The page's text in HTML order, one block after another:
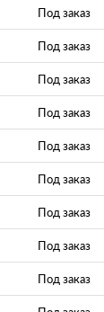
Под заказ
Под заказ
Под заказ
Под заказ
Под заказ
Под заказ
Под заказ
Под заказ
Под заказ